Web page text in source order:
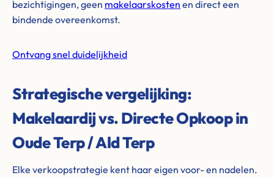
bezichtigingen, geen makelaarskosten en direct een
bindende overeenkomst.
Ontvang snel duidelijkheid
Strategische vergelijking:
Makelaardij vs. Directe Opkoop in
Oude Terp / Ald Terp
Elke verkoopstrategie kent haar eigen voor- en nadelen.